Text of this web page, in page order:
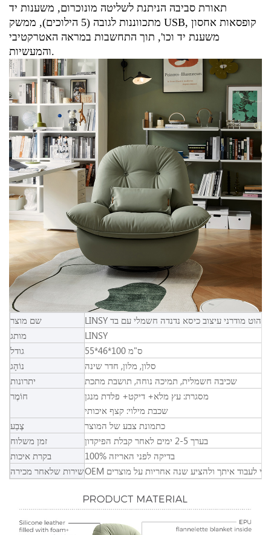
תאורת סביבה הניתנת לשליטה מונוכרום, משענות יד
מתכווננות לגובה (5 הילוכים), ממשק USB, קופסאות אחסון
משענת יד וכו', תוך התחשבות במראה האטרקטיבי
והמעשיות.
שם מוצר
מותג
LINSY
גודל
55*46*100 ס"מ
נוֹהָג
סלון, מלון, חדר שינה
יתרונות
שכיבה חשמלית, תמיכה נוחה, תושבת מתכת
חוֹמֶר
מסגרת: עץ מלא+ דיקט+ פלדת מנגן
שכבת מילוי: קצף איכותי
צֶבַע
כתמונת צבע של המוצר
זמן משלוח
בערך 2-5 ימים לאחר קבלת הפיקדון
בקרת איכות
100% בדיקה לפני האריזה
שירות שלאחר מכירה